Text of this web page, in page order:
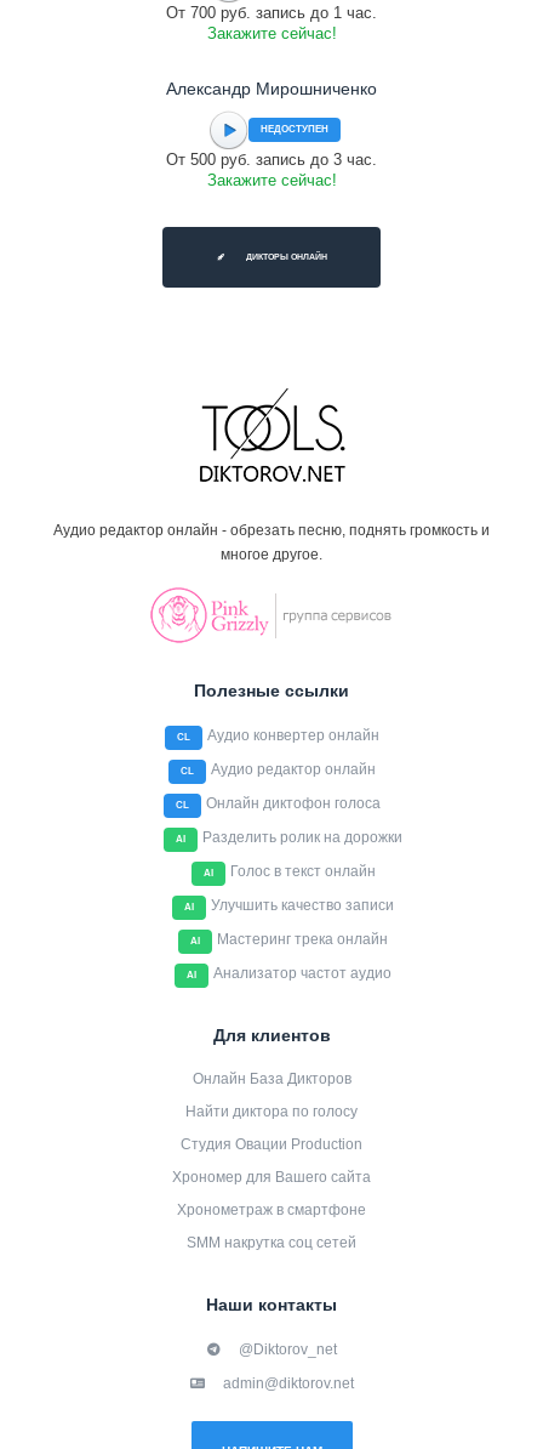
От 700 руб. запись до 1 час.
Закажите сейчас!
Александр Мирошниченко
НЕДОСТУПЕН
От 500 руб. запись до 3 час.
Закажите сейчас!
ДИКТОРЫ ОНЛАЙН
Аудио редактор онлайн - обрезать песню, поднять громкость и
многое другое.
Полезные ссылки
CL Аудио конвертер онлайн
CL Аудио редактор онлайн
CL Онлайн диктофон голоса
AI Разделить ролик на дорожки
AI Голос в текст онлайн
AI Улучшить качество записи
AI Мастеринг трека онлайн
AI Анализатор частот аудио
Для клиентов
Онлайн База Дикторов
Найти диктора по голосу
Студия Овации Production
Хрономер для Вашего сайта
Хронометраж в смартфоне
SMM накрутка соц сетей
Наши контакты
@Diktorov_net
admin@diktorov.net